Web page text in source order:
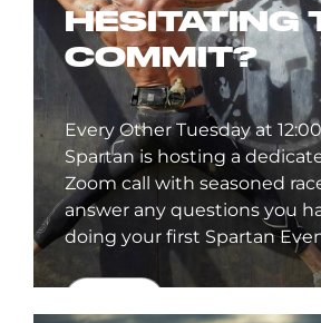
HESITATING
COMMIT?
Every Other Tuesday at
Spartan is hosting a
Zoom call with seasoned
answer any questions you
doing your first Spartan